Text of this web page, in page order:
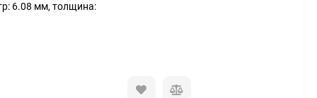
6.08 мм, толщина: